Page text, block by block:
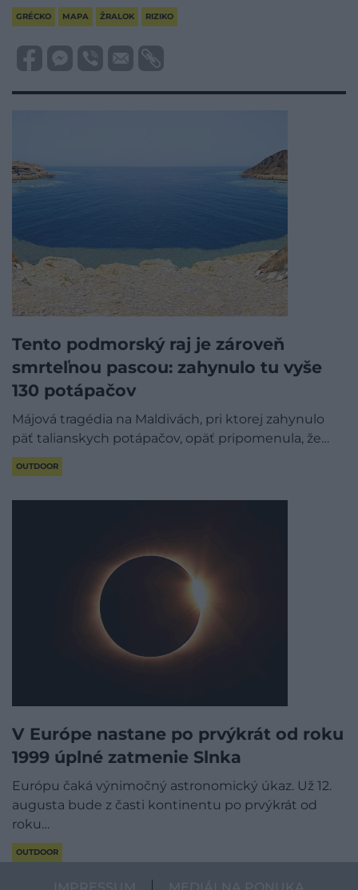
GRÉCKO MAPA ŽRALOK RIZIKO
Tento podmorský raj je zároveň
smrteľnou pascou: zahynulo tu vyše
130 potápačov
Májová tragédia na Maldivách, pri ktorej zahynulo
päť talianskych potápačov, opäť pripomenula, že…
OUTDOOR
V Európe nastane po prvýkrát od roku
1999 úplné zatmenie Slnka
Európu čaká výnimočný astronomický úkaz. Už 12.
augusta bude z časti kontinentu po prvýkrát od
roku…
OUTDOOR